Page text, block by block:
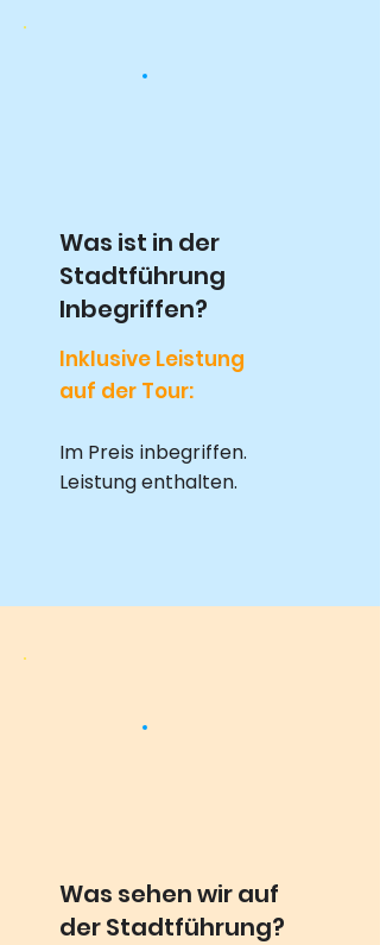
Was ist in der
Stadtführung
Inbegriffen?
Inklusive Leistung
auf der Tour:
Im Preis inbegriffen.
Leistung enthalten.
Was sehen wir auf
der Stadtführung?